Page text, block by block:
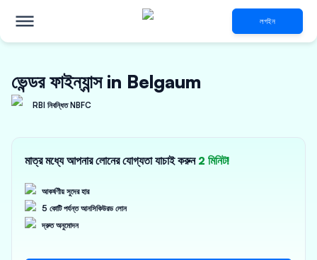
লগইন
ভেন্ডর ফাইন্যান্স in Belgaum
RBI নিবন্ধিত NBFC
মাত্র মধ্যে আপনার লোনের যোগ্যতা যাচাই করুন 2 মিনিট!
আকর্ষণীয় সুদের হার
5 কোটি পর্যন্ত আনসিকিউরড লোন
দ্রুত অনুমোদন